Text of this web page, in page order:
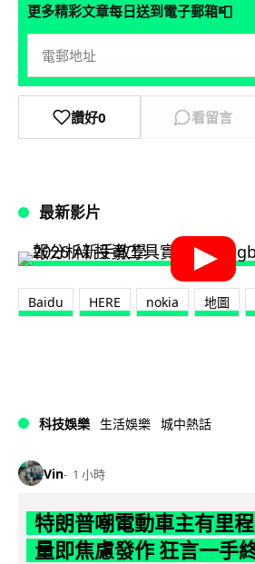
更多精彩文章每日送到電子郵箱📮
讚好0 看留言
最新影片
Baidu HERE nokia 地圖
科技娛樂 生活娛樂 城中熱話
Vin 1 小時
特朗普嘲電動車主有里
量即焦慮發作 狂言一手